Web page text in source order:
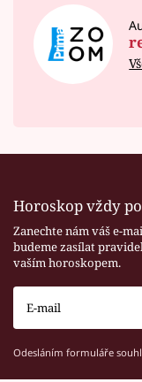
Horoskop vždy
Zanechte nám váš e-
budeme zasílat
vaším horoskopem.
Odesláním formuláře